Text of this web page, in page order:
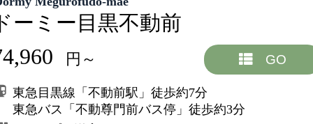
ーミー目黒不動前
円～ GO
東急目黒線「不動前駅」徒歩約7分
東急バス「不動尊門前バス停」徒歩約3分